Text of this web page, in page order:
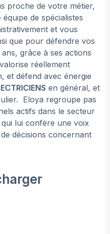
proche de votre métier,
de spécialistes
et vous
que pour défendre vos
grâce à ses actions
valorise réellement
et défend avec énergie
en général, et
Eloya regroupe pas
actifs dans le secteur
lui confère une voix
décisions concernant